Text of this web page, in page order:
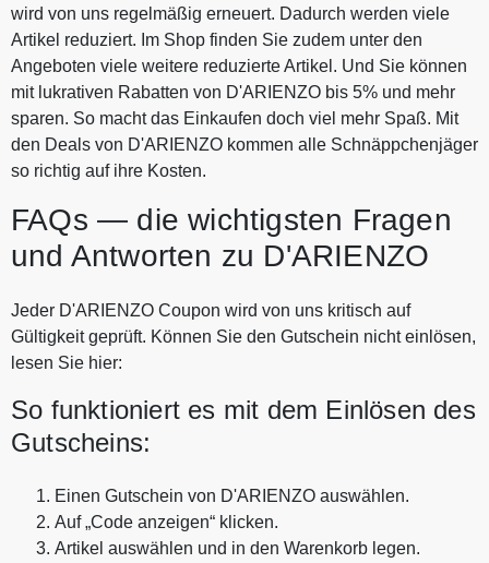
wird von uns regelmäßig erneuert. Dadurch werden viele
Artikel reduziert. Im Shop finden Sie zudem unter den
Angeboten viele weitere reduzierte Artikel. Und Sie können
mit lukrativen Rabatten von D'ARIENZO bis 5% und mehr
sparen. So macht das Einkaufen doch viel mehr Spaß. Mit
den Deals von D'ARIENZO kommen alle Schnäppchenjäger
so richtig auf ihre Kosten.
FAQs — die wichtigsten Fragen
und Antworten zu D'ARIENZO
Jeder D'ARIENZO Coupon wird von uns kritisch auf
Gültigkeit geprüft. Können Sie den Gutschein nicht einlösen,
lesen Sie hier:
So funktioniert es mit dem Einlösen des
Gutscheins:
Einen Gutschein von D'ARIENZO auswählen.
Auf „Code anzeigen“ klicken.
Artikel auswählen und in den Warenkorb legen.